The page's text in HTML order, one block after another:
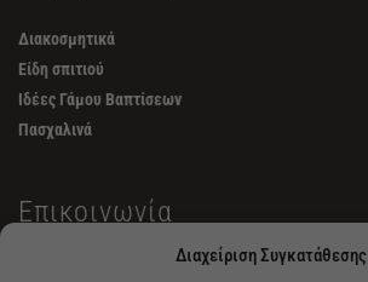
Διαχείριση Συγκατάθεσης
Διακοσμητικά
Είδη σπιτιού
Ιδέες Γάμου Βαπτίσεων
Πασχαλινά
Επικοινωνία